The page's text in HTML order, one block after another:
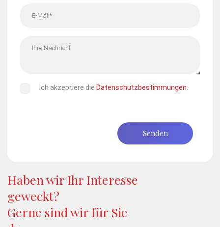
Ich akzeptiere die Datenschutzbestimmungen
Senden
Haben wir Ihr Interesse
geweckt?
Gerne sind wir für Sie